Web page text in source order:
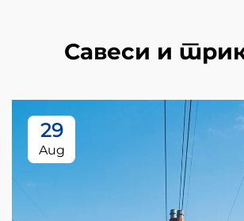
Савеси и
29
Aug